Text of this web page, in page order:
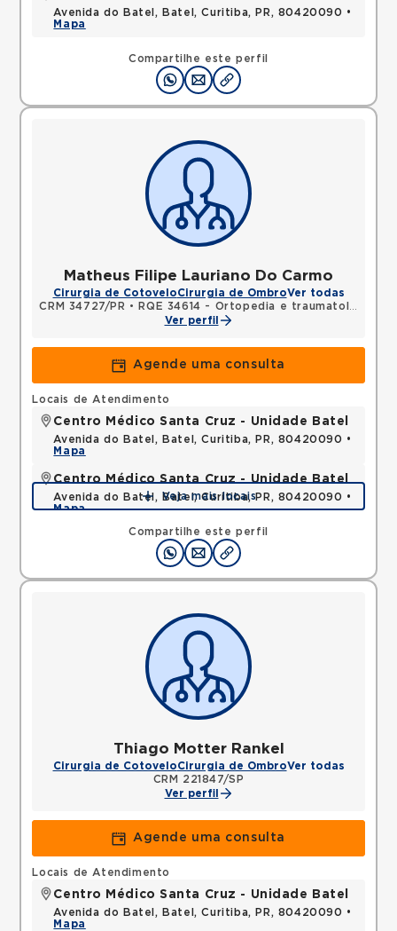
Compartilhe este perfil
Avenida do Batel, Batel, Curitiba, PR, 80420090 •
Mapa
Matheus Filipe Lauriano Do Carmo
Cirurgia de CotoveloCirurgia de OmbroVer todas
CRM 34727/PR •
RQE 34614 - Ortopedia e traumatologia
Ver perfil
Agende uma consulta
Compartilhe este perfil
Locais de Atendimento
Centro Médico Santa Cruz - Unidade Batel
Avenida do Batel, Batel, Curitiba, PR, 80420090 •
Mapa
Centro Médico Santa Cruz - Unidade Batel
Avenida do Batel, Batel, Curitiba, PR, 80420090 •
Mapa
Veja mais locais
Thiago Motter Rankel
Cirurgia de CotoveloCirurgia de OmbroVer todas
CRM 221847/SP
Ver perfil
Agende uma consulta
Locais de Atendimento
Centro Médico Santa Cruz - Unidade Batel
Avenida do Batel, Batel, Curitiba, PR, 80420090 •
Mapa